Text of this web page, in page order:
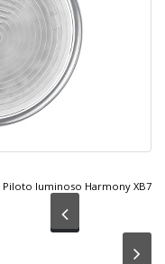
Piloto luminoso Harmony XB7
Anterior